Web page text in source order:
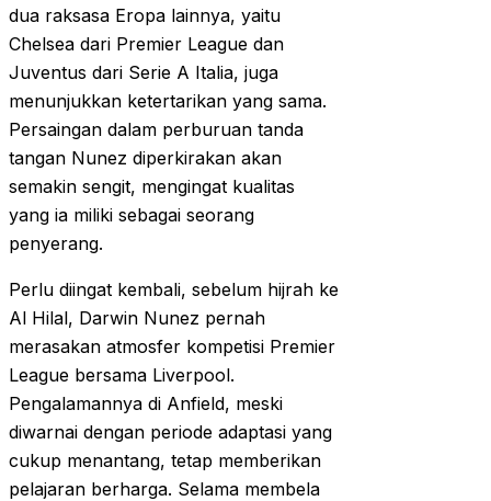
dua raksasa Eropa lainnya, yaitu
Chelsea dari Premier League dan
Juventus dari Serie A Italia, juga
menunjukkan ketertarikan yang sama.
Persaingan dalam perburuan tanda
tangan Nunez diperkirakan akan
semakin sengit, mengingat kualitas
yang ia miliki sebagai seorang
penyerang.
Perlu diingat kembali, sebelum hijrah ke
Al Hilal, Darwin Nunez pernah
merasakan atmosfer kompetisi Premier
League bersama Liverpool.
Pengalamannya di Anfield, meski
diwarnai dengan periode adaptasi yang
cukup menantang, tetap memberikan
pelajaran berharga. Selama membela